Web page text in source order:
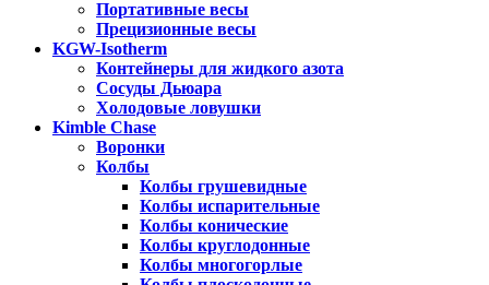
Портативные весы
Прецизионные весы
KGW-Isotherm
Контейнеры для жидкого азота
Сосуды Дьюара
Холодовые ловушки
Kimble Chase
Воронки
Колбы
Колбы грушевидные
Колбы испарительные
Колбы конические
Колбы круглодонные
Колбы многогорлые